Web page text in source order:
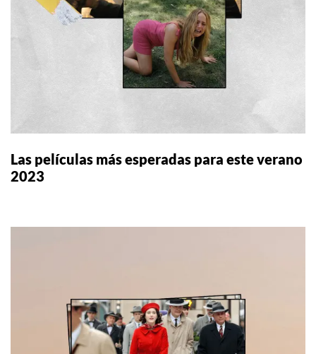
Las películas más esperadas para este verano
2023